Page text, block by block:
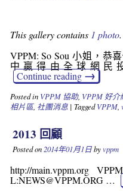
This gallery contains 1 photo.
VPPM: So Sou 小姐，恭
中贏得由全球網
Continue reading→
Posted in VPPM 協助, VPPM 好介
相片區, 社團消息| Tagged VPPM,
2013 回顧
Posted on 2014年01月1日byvppm
http://main.vppm.org
L:NEWS@VPPM.ORG …